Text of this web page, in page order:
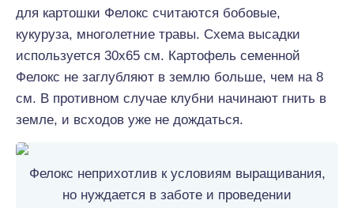
для картошки Фелокс считаются бобовые,
кукуруза, многолетние травы. Схема высадки
используется 30х65 см. Картофель семенной
Фелокс не заглубляют в землю больше, чем на 8
см. В противном случае клубни начинают гнить в
земле, и всходов уже не дождаться.
Фелокс неприхотлив к условиям выращивания,
но нуждается в заботе и проведении